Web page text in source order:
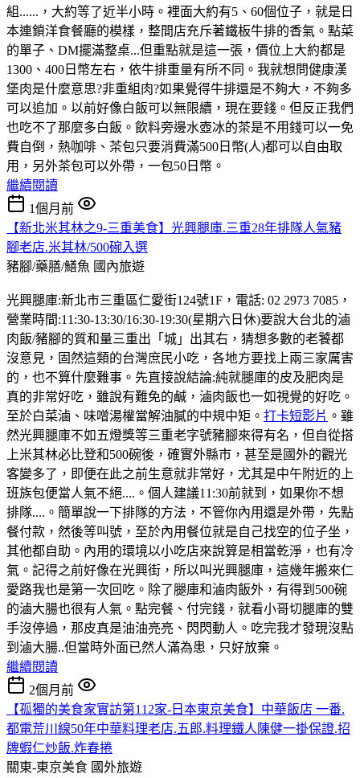
組......，大約等了近半小時。裡面大約有5、60個位子，就是日
本連鎖洋食餐廳的模樣，整間店充斥著鐵板牛排的香氣。點菜
的單子、DM擺滿整桌...但重點就是這一張，價位上大約都是
1300、400日幣左右，依牛排重量有所不同。我就想問健康漢
堡肉是什麼意思?非重組肉?如果覺得牛排還是不夠大，不夠多
可以追加。以前好像白飯可以無限續，現在要錢。但反正我們
也吃不了那麼多白飯。飲料旁邊水壺冰的茶是不用錢可以一免
費自倒，熱咖啡、茶包只要消費滿500日幣(人)都可以自由取
用，另外茶包可以外帶，一包50日幣。
繼續閱讀
1個月前
【新北米其林之9-三重美食】光興腿庫.三重28年排隊人氣豬
腳老店.米其林/500碗入選
豬腳/藥膳/鱔魚 國內旅遊
光興腿庫:新北市三重區仁愛街124號1F，電話: 02 2973 7085，
營業時間:11:30-13:30/16:30-19:30(星期六日休)要說大台北的滷
肉飯/豬腳的質和量三重出「城」出其右，猜想多數的老饕都
沒意見，固然這類的台灣庶民小吃，各地方要找上兩三家厲害
的，也不算什麼難事。先直接說結論:純就腿庫的皮及肥肉是
真的非常好吃，雖說有難免的鹹，滷肉飯也一如視覺的好吃。
至於白菜滷、味噌湯權當解油膩的中規中矩。 打卡短影片 。雖
然光興腿庫不如五燈獎等三重老字號豬腳來得有名，但自從搭
上米其林必比登和500碗後，確實外縣市，甚至是國外的觀光
客變多了，即便在此之前生意就非常好，尤其是中午附近的上
班族包便當人氣不絕....。個人建議11:30前就到，如果你不想
排隊....。簡單說一下排隊的方法，不管你內用還是外帶，先點
餐付款，然後等叫號，至於內用餐位就是自己找空的位子坐，
其他都自助。內用的環境以小吃店來說算是相當乾淨，也有冷
氣。記得之前好像在光興街，所以叫光興腿庫，這幾年搬來仁
愛路我也是第一次回吃。除了腿庫和滷肉飯外，有得到500碗
的滷大腸也很有人氣。點完餐、付完錢，就看小哥切腿庫的雙
手沒停過，那皮真是油油亮亮、閃閃動人。吃完我才發現沒點
到滷大腸..但當時外面已然人滿為患，只好放棄。
繼續閱讀
2個月前
【孤獨的美食家實訪第112家-日本東京美食】中華飯店 一番.
都電荒川線50年中華料理老店.五郎.料理鐵人陳健一掛保證.招
牌蝦仁炒飯.炸春捲
關東-東京美食 國外旅遊